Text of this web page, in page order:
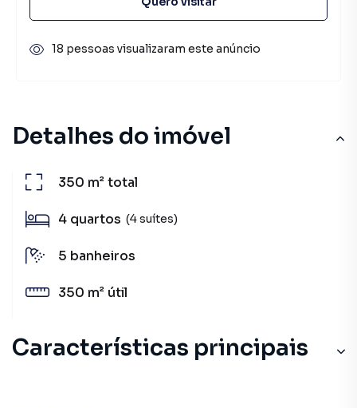
Detalhes do imóvel
350 m²total
4 quartos (4 suítes)
5 banheiros
350 m² útil
Características principais
18 pessoas visualizaram este anúncio